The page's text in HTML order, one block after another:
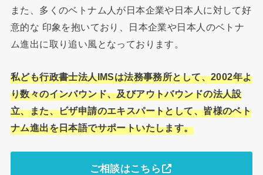
また、多くのベトナム人が日本企業や日本人に対して好
意的な 印象を抱いており、日本企業や日本人のベトナ
ム進出に取り追い風となっております。
私ども行政書士法人IMSは法務事務所として、2002年よ
り数々のインバウンド、及びアウトバウンドの法人設
立、また、ビザ申請のエキスパートとして、皆様のベト
ナム進出を日本語でサポートいたします。
ご相談はこちら